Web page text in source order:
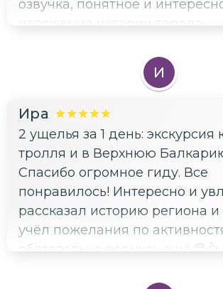
озвучка, понятное и
проникает в душу и ты
этот город, его улицы, в людей,
Экскурсия трогает за живое.
подругой в качестве туристов.
Рекомендуем на сто
Благодарим Ирину за
удовольствие и приятные
маршруте. Спасибо от души 💐
И
Ира
2 ущелья за 1 день: экскурсия
тролля и в Верхнюю
Спасибо огромное гиду. Все
понравилось! Интересно и
рассказал историю региона
учёл пожелания по
обязательно вернусь ещё.😍👍